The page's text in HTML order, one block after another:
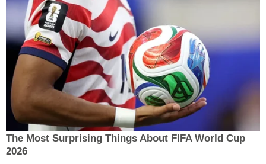
The Most Surprising Things About FIFA World Cup
2026